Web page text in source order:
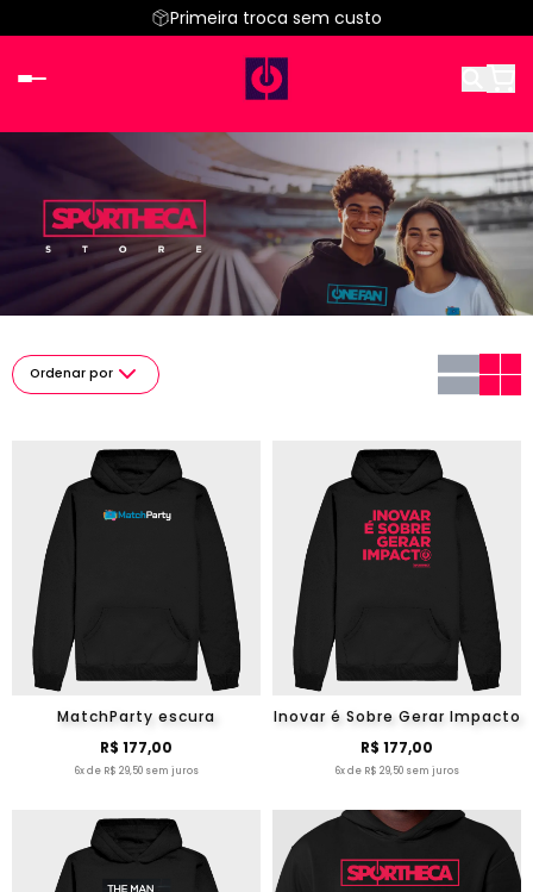
Primeira troca sem custo
Ordenar por
MatchParty escura
R$ 177,00
6x de R$ 29,50 sem juros
Inovar é Sobre Gerar Impacto
R$ 177,00
6x de R$ 29,50 sem juros